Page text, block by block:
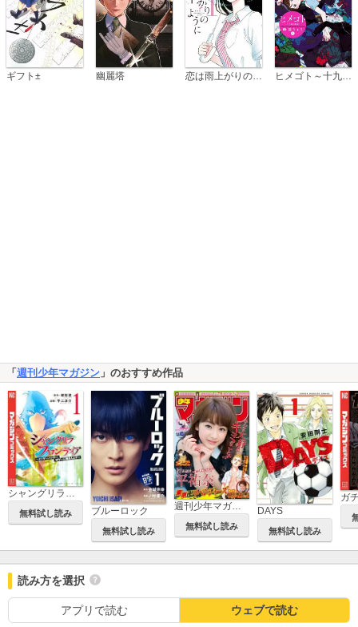
ギフト± 幽麗塔 ヒメゴト～十九歳の制服～
「 週刊少年マガジン 」のおすすめ作品
シャングリラ・フロンティア ～クソゲーハンター、神ゲーに挑まんとす～
無料試し読み ブルーロック
無料試し読み
週刊少年マガジン
無料試し読み
DAYS
無料試し読み
ガ
読み方を選択
アプリで読む ウェブで読む